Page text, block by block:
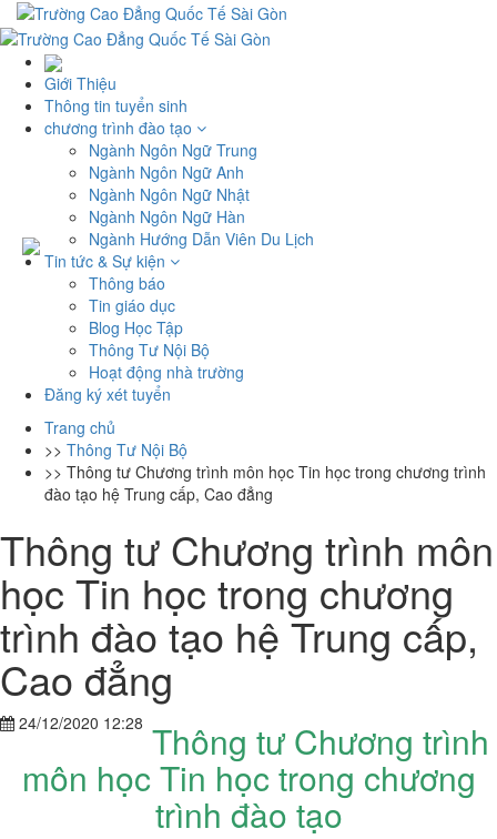
Giới Thiệu
Thông tin tuyển sinh
chương trình đào tạo
Ngành Ngôn Ngữ Trung
Ngành Ngôn Ngữ Anh
Ngành Ngôn Ngữ Nhật
Ngành Ngôn Ngữ Hàn
Ngành Hướng Dẫn Viên Du Lịch
Tin tức & Sự kiện
Thông báo
Tin giáo dục
Blog Học Tập
Thông Tư Nội Bộ
Hoạt động nhà trường
Đăng ký xét tuyển
Trang chủ
>> Thông Tư Nội Bộ
>> Thông tư Chương trình môn học Tin học trong chương trình
đào tạo hệ Trung cấp, Cao đẳng
Thông tư Chương trình môn
học Tin học trong chương
trình đào tạo hệ Trung cấp,
Cao đẳng
24/12/2020 12:28 Thông tư Chương trình
môn học Tin học trong chương
trình đào tạo